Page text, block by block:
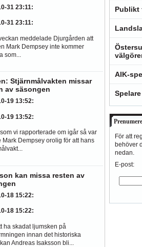
31 23:11:
31 23:11:
meddelade Djurgården att
Mark Dempsey inte kommer
som...
Stjärnmålvakten missar
av säsongen
19 13:52:
19 13:52:
vi rapporterade om igår så var
Mark Dempsey orolig för att hans
kan missa resten av
18 15:22:
18 15:22:
ha skadat ljumsken på
innan det historiska
Andreas Isaksson bli...
Publikt
AIK-
För att
behöver
nedan.
E-post: